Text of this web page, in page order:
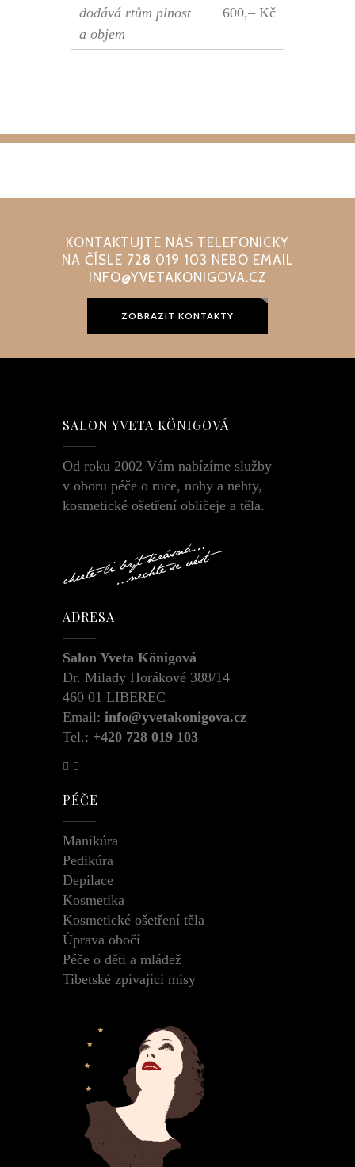
dodává rtům plnost
a objem
600,– Kč
KONTAKTUJTE NÁS TELEFONICKY
NA ČÍSLE 728 019 103 NEBO EMAIL
INFO@YVETAKONIGOVA.CZ
ZOBRAZIT KONTAKTY
SALON YVETA KÖNIGOVÁ
Od roku 2002 Vám nabízíme služby
v oboru péče o ruce, nohy a nehty,
kosmetické ošetření obličeje a těla.
ADRESA
Salon Yveta Königová
Dr. Milady Horákové 388/14
460 01 LIBEREC
Email: info@yvetakonigova.cz
Tel.: +420 728 019 103
PÉČE
Manikúra
Pedikúra
Depilace
Kosmetika
Kosmetické ošetření těla
Úprava obočí
Péče o děti a mládež
Tibetské zpívající mísy